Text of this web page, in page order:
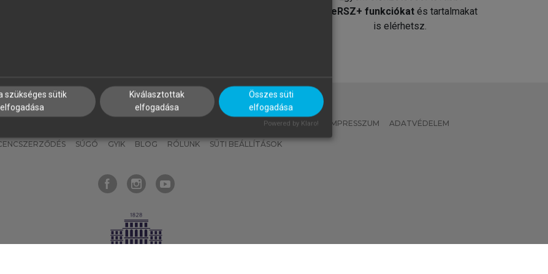
MeRSZ+ funkciókat és tartalmakat
is elérhetsz.
MI – ÁLTALÁNOS IRÁNYELVEK IMPRESSZUM ADATVÉDELEM
SÚGÓ GYIK BLOG RÓLUNK SÜTI BEÁLLÍTÁSOK
szükséges sütik
elfogadása
Kiválasztottak
elfogadása
Összes süti
elfogadása
Powered by Klaro!